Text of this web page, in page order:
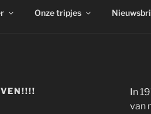
Onze tripjes
In
van